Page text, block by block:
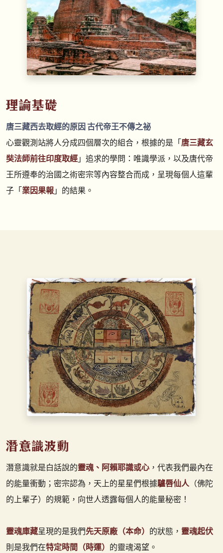
唐三藏西去取經的原因 古代帝王不傳之祕
心靈觀測站將人分成四個層次的組合，根據的是「唐三藏玄
奘法師前往印度取經 」追求的學問：唯識學派，以及唐代帝
王所遵奉的治國之術密宗等內容整合而成，呈現每個人這輩
子「業因果報 」的結果。
潛意識就是白話說的靈魂、阿賴耶識或心 ，代表我們最內在
的能量衝動；密宗認為，天上的星星們根據驢唇仙人
（佛陀
的上輩子）的規範，向世人透露每個人的能量秘密！
靈魂庫藏呈現的是我們先天原廠（本命） 的狀態， 靈魂起伏
則是我們在特定時間（時運） 的靈魂渴望。